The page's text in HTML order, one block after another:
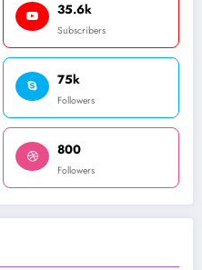
35.6k
Subscribers
75k
Followers
800
Followers